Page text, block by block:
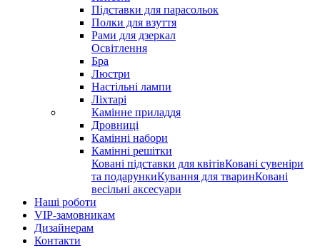
Підставки для парасольок
Полки для взуття
Рами для дзеркал
Освітлення
Бра
Люстри
Настільні лампи
Ліхтарі
Камінне приладдя
Дровниці
Камінні набори
Камінні решітки
Ковані підставки для квітівКовані сувеніри
та подарункиКування для тваринКовані
весільні аксесуари
Наші роботи
VIP-замовникам
Дизайнерам
Контакти